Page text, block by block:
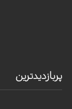
پربازدیدترین